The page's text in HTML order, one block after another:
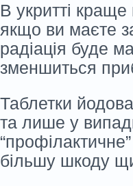
В укритті
якщо ви маєте
радіація буде
зменшиться
Таблетки
та лише у
більшу шкоду